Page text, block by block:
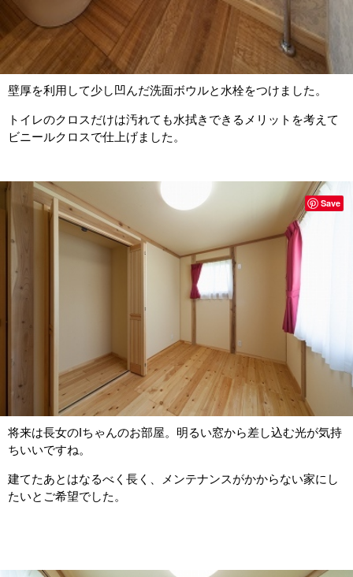
壁厚を利用して少し凹んだ洗面ボウルと水栓をつけました。
トイレのクロスだけは汚れても水拭きできるメリットを考えて
ビニールクロスで仕上げました。
将来は長女のIちゃんのお部屋。明るい窓から差し込む光が気持
ちいいですね。
建てたあとはなるべく長く、メンテナンスがかからない家にし
たいとご希望でした。
Save